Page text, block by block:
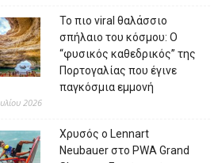
Το πιο viral θαλάσσιο
σπήλαιο του κόσμου: Ο
“φυσικός καθεδρικός” της
Πορτογαλίας που έγινε
παγκόσμια εμμονή
2026
Χρυσός ο Lennart
Neubauer στο PWA Grand